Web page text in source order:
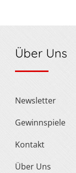
Über Uns
Newsletter
Gewinnspiele
Kontakt
Über Uns